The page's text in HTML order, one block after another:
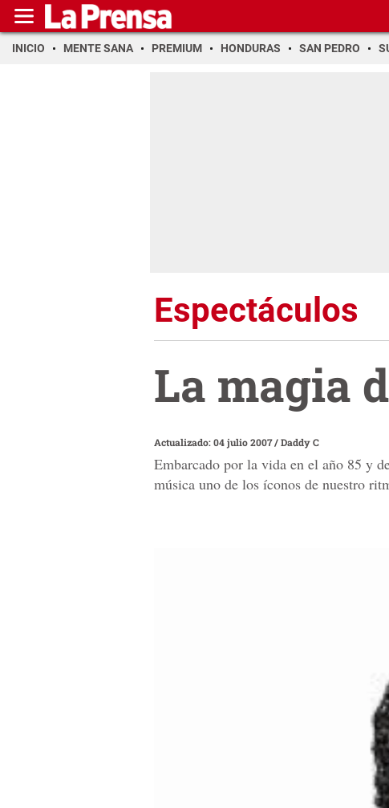
INICIO MENTE SANA PREMIUM HONDURAS SAN PEDRO
Espectáculos
La magia
Actualizado: 04 julio 2007/Daddy C
Embarcado por la vida en el año 85 y
música uno de los íconos de nuestro